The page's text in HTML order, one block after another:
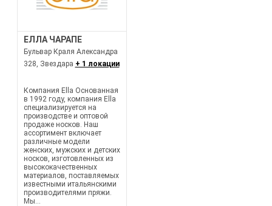
ЕЛЛА ЧАРАПЕ
Бульвар Краля Александра
328, Звездара + 1 локации
Компания Ella Основанная
в 1992 году, компания Ella
специализируется на
производстве и оптовой
продаже носков. Наш
ассортимент включает
различные модели
женских, мужских и детских
носков, изготовленных из
высококачественных
материалов, поставляемых
известными итальянскими
производителями пряжи.
Мы...